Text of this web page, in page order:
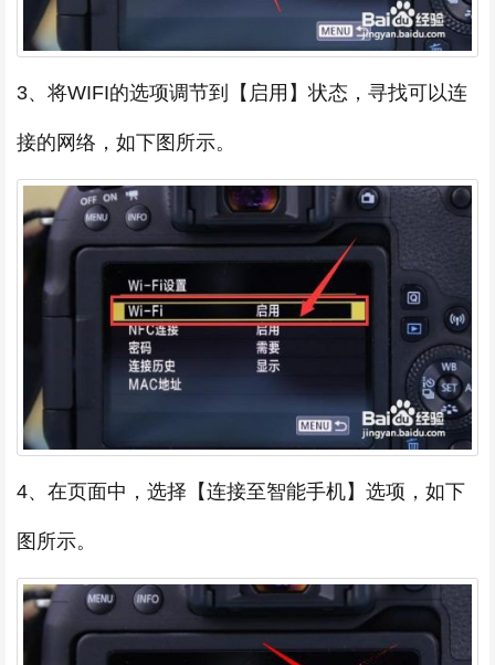
3、将WIFI的选项调节到【启用】状态，寻找可以连
接的网络，如下图所示。
4、在页面中，选择【连接至智能手机】选项，如下
图所示。